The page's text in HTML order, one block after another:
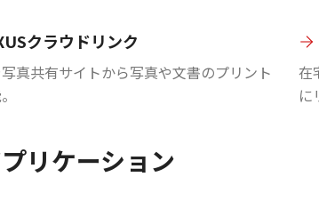
クラウドリンク
真共有サイトから写真や文書のプリント
在
に
リケーション